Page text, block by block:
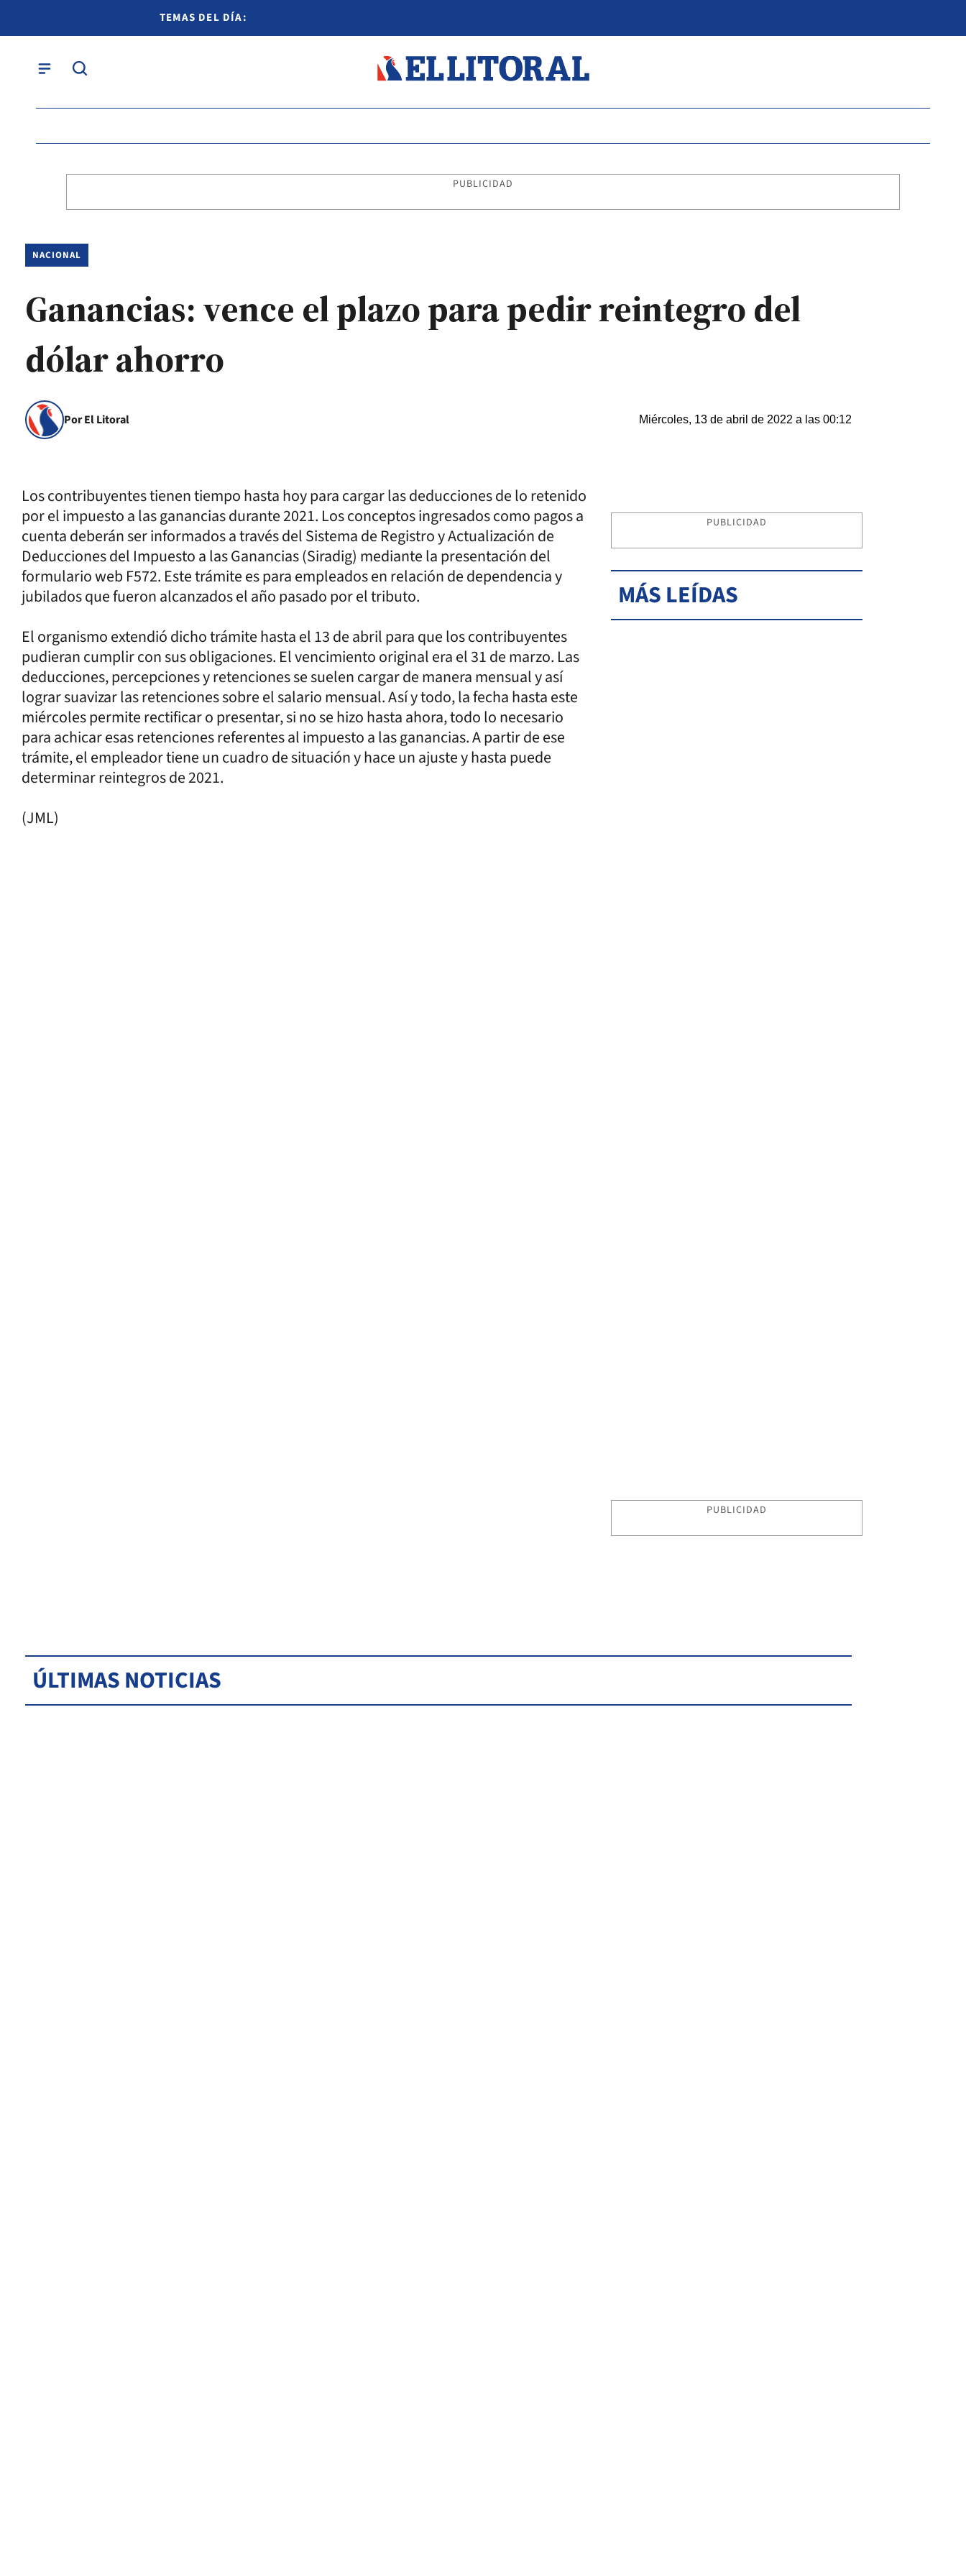
TEMAS DEL DÍA:
PUBLICIDAD
NACIONAL
Ganancias: vence el plazo para pedir reintegro del
dólar ahorro
Por El Litoral Miércoles, 13 de abril de 2022 a las 00:12
Los contribuyentes tienen tiempo hasta hoy para cargar las deducciones de lo retenido
por el impuesto a las ganancias durante 2021. Los conceptos ingresados como pagos a
cuenta deberán ser informados a través del Sistema de Registro y Actualización de
Deducciones del Impuesto a las Ganancias (Siradig) mediante la presentación del
formulario web F572. Este trámite es para empleados en relación de dependencia y
jubilados que fueron alcanzados el año pasado por el tributo.
El organismo extendió dicho trámite hasta el 13 de abril para que los contribuyentes
pudieran cumplir con sus obligaciones. El vencimiento original era el 31 de marzo. Las
deducciones, percepciones y retenciones se suelen cargar de manera mensual y así
lograr suavizar las retenciones sobre el salario mensual. Así y todo, la fecha hasta este
miércoles permite rectificar o presentar, si no se hizo hasta ahora, todo lo necesario
para achicar esas retenciones referentes al impuesto a las ganancias. A partir de ese
trámite, el empleador tiene un cuadro de situación y hace un ajuste y hasta puede
determinar reintegros de 2021.
(JML)
PUBLICIDAD
MÁS LEÍDAS
PUBLICIDAD
ÚLTIMAS NOTICIAS